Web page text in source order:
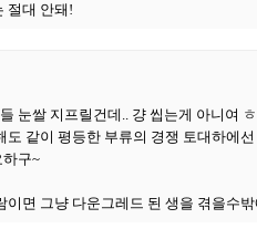
절대 안돼!
눈쌀 지프릴건데.. 걍 씹는게 아니여
도 같이 평등한 부류의 경쟁 토대하에
하구~
면 그냥 다운그레드 된 생을 겪을수